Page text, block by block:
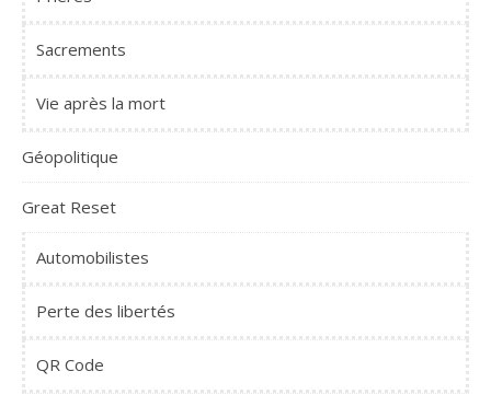
Sacrements
Vie après la mort
Géopolitique
Great Reset
Automobilistes
Perte des libertés
QR Code